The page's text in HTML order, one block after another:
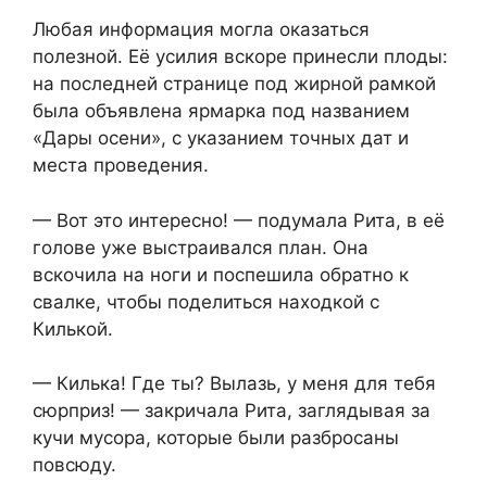
Любая информация могла оказаться
полезной. Её усилия вскоре принесли плоды:
на последней странице под жирной рамкой
была объявлена ярмарка под названием
«Дары осени», с указанием точных дат и
места проведения.
— Вот это интересно! — подумала Рита, в её
голове уже выстраивался план. Она
вскочила на ноги и поспешила обратно к
свалке, чтобы поделиться находкой с
Килькой.
— Килька! Где ты? Вылазь, у меня для тебя
сюрприз! — закричала Рита, заглядывая за
кучи мусора, которые были разбросаны
повсюду.